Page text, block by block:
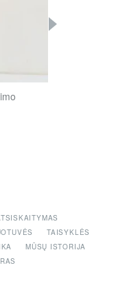
TAISYKLĖS
MŪSŲ ISTORIJA